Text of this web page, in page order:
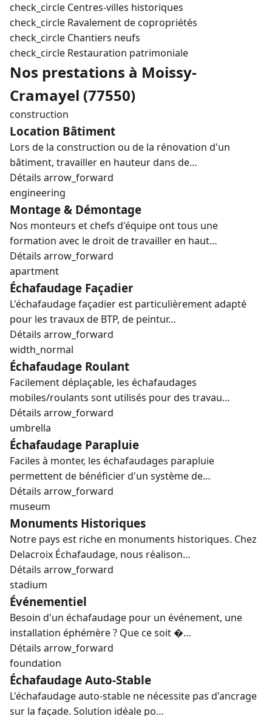
check_circle Centres-villes historiques
check_circle Ravalement de copropriétés
check_circle Chantiers neufs
check_circle Restauration patrimoniale
Nos prestations à Moissy-
Cramayel (77550)
construction
Location Bâtiment
Lors de la construction ou de la rénovation d'un
bâtiment, travailler en hauteur dans de…
Détails arrow_forward
engineering
Montage & Démontage
Nos monteurs et chefs d'équipe ont tous une
formation avec le droit de travailler en haut…
Détails arrow_forward
apartment
Échafaudage Façadier
L'échafaudage façadier est particulièrement adapté
pour les travaux de BTP, de peintur…
Détails arrow_forward
width_normal
Échafaudage Roulant
Facilement déplaçable, les échafaudages
mobiles/roulants sont utilisés pour des travau…
Détails arrow_forward
umbrella
Échafaudage Parapluie
Faciles à monter, les échafaudages parapluie
permettent de bénéficier d'un système de…
Détails arrow_forward
museum
Monuments Historiques
Notre pays est riche en monuments historiques. Chez
Delacroix Échafaudage, nous réalison…
Détails arrow_forward
stadium
Événementiel
Besoin d'un échafaudage pour un événement, une
installation éphémère ? Que ce soit �…
Détails arrow_forward
foundation
Échafaudage Auto-Stable
L'échafaudage auto-stable ne nécessite pas d'ancrage
sur la façade. Solution idéale po…